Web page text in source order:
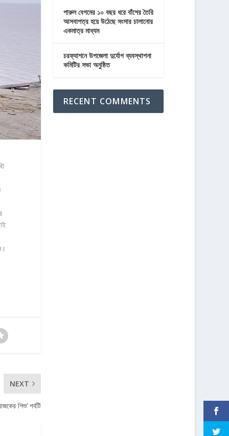
NEXT
শিশু’ পর্বটি
পারুল বেগমের ১০ বছর ধরে বাঁশের তৈরি
আসবাপত্র হয়ে উঠেছে সংসার চালানোর
একমাত্র মাধ্যম
চরফ্যাশনে উপজেলা দুর্যোগ ব্যবস্থাপনা
কমিটির সভা অনুষ্ঠিত
RECENT COMMENTS